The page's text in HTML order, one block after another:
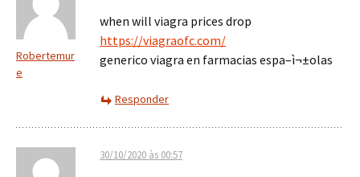
Robertemur
e
when will viagra prices drop
https://viagraofc.com/
generico viagra en farmacias espa–ì¬±olas
Responder
30/10/2020 às 00:57